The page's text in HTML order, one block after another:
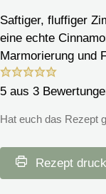
Saftiger, fluffiger
eine echte
Marmorierung und
5 aus 3
Hat euch das Rezept
Rezept